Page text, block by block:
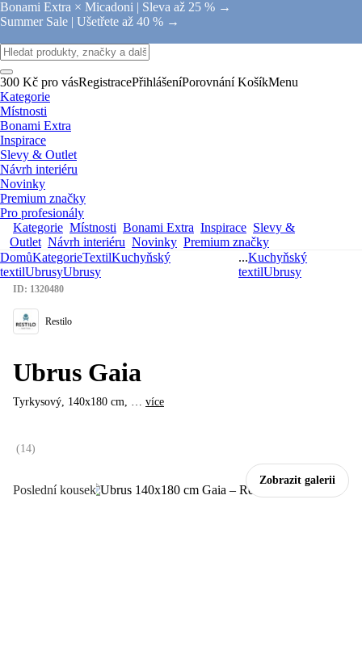
Bonami Extra × Micadoni | Sleva až 25 % →
Summer Sale | Ušetřete až 40 % →
300 Kč pro vásRegistracePřihlášeníPorovnání KošíkMenu
Kategorie
Místnosti
Bonami Extra
Inspirace
Slevy & Outlet
Návrh interiéru
Novinky
Premium značky
Pro profesionály
Kategorie Místnosti Bonami Extra Inspirace Slevy &
Outlet Návrh interiéru Novinky Premium značky
DomůKategorieTextilKuchyňský
textilUbrusyUbrusy
...Kuchyňský
textilUbrusy
Zobrazit galerii
Poslední kousek
ID: 1320480
Restilo
Ubrus Gaia
Tyrkysový, 140x180 cm, … více
(14)